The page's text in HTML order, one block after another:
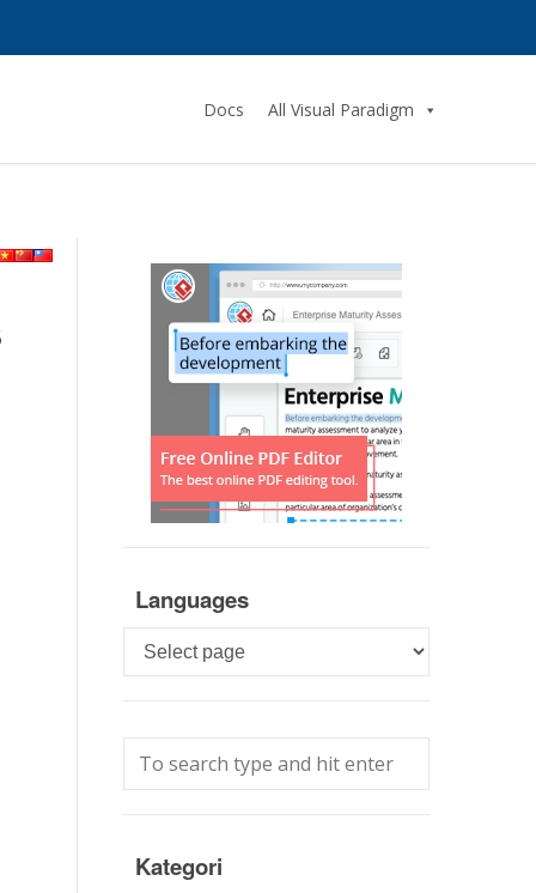
Docs All Visual Paradigm
Languages
Languages
Kategori